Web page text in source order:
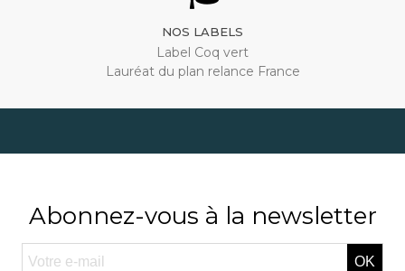
NOS LABELS
Label Coq vert
Lauréat du plan relance France
Abonnez-vous à la newsletter
OK